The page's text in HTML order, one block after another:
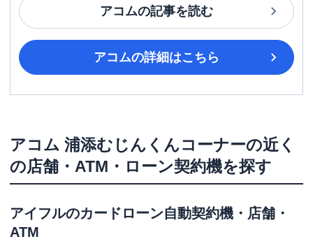
アコムの記事を読む
アコムの詳細はこちら
アコム 浦添むじんくんコーナーの近く
の店舗・ATM・ローン契約機を探す
アイフルのカードローン自動契約機・店舗・
ATM